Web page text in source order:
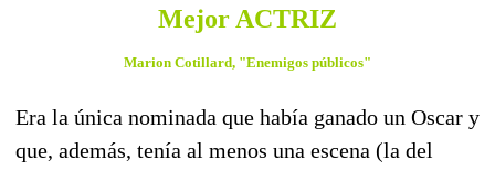
Mejor ACTRIZ
Marion Cotillard, "Enemigos públicos"
Era la única nominada que había ganado un Oscar y
que, además, tenía al menos una escena (la del